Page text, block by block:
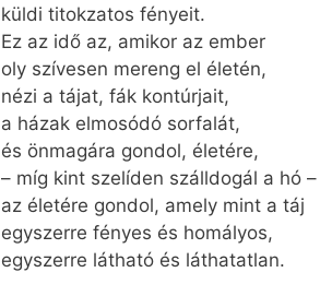
küldi titokzatos fényeit.
Ez az idő az, amikor az ember
oly szívesen mereng el életén,
nézi a tájat, fák kontúrjait,
a házak elmosódó sorfalát,
és önmagára gondol, életére,
– míg kint szelíden szálldogál a hó –
az életére gondol, amely mint a táj
egyszerre fényes és homályos,
egyszerre látható és láthatatlan.